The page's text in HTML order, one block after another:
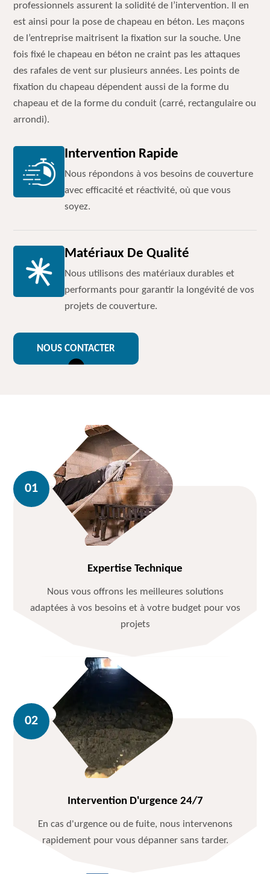
professionnels assurent la solidité de l’intervention. Il en
est ainsi pour la pose de chapeau en béton. Les maçons
de l’entreprise maitrisent la fixation sur la souche. Une
fois fixé le chapeau en béton ne craint pas les attaques
des rafales de vent sur plusieurs années. Les points de
fixation du chapeau dépendent aussi de la forme du
chapeau et de la forme du conduit (carré, rectangulaire ou
arrondi).
Intervention Rapide
Nous répondons à vos besoins de couverture
avec efficacité et réactivité, où que vous
soyez.
Matériaux De Qualité
Nous utilisons des matériaux durables et
performants pour garantir la longévité de vos
projets de couverture.
NOUS CONTACTER
Expertise Technique
Nous vous offrons les meilleures solutions
adaptées à vos besoins et à votre budget pour vos
projets
Intervention D'urgence 24/7
En cas d'urgence ou de fuite, nous intervenons
rapidement pour vous dépanner sans tarder.